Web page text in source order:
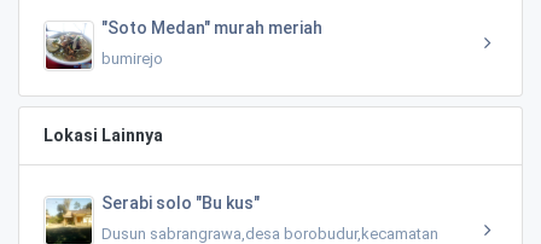
"Soto Medan" murah meriah
bumirejo
Lokasi Lainnya
Serabi solo "Bu kus"
Dusun sabrangrawa,desa borobudur,kecamatan